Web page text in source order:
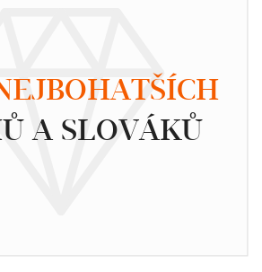
A SLOVÁKŮ